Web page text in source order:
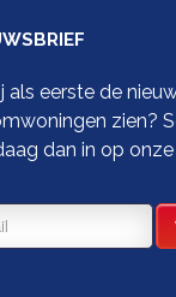
als eerste de
zien?
dan in op